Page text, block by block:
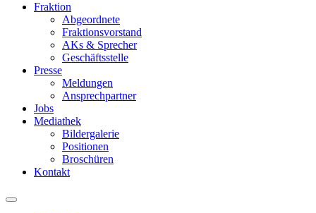
Fraktion
Abgeordnete
Fraktions­vorstand
AKs & Sprecher
Geschäftsstelle
Presse
Meldungen
Ansprechpartner
Jobs
Mediathek
Bildergalerie
Positionen
Broschüren
Kontakt